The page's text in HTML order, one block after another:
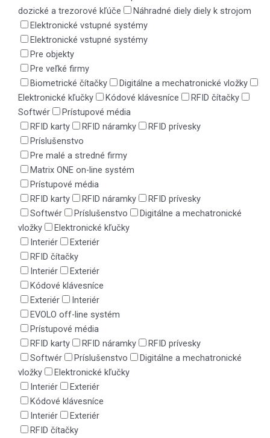
dozické a trezorové kľúče
Náhradné diely diely k strojom
Elektronické vstupné systémy
Elektronické vstupné systémy
Pre objekty
Pre veľké firmy
Biometrické čítačky
Digitálne a mechatronické vložky
Elektronické kľučky
Kódové klávesníce
RFID čítačky
Softwér
Prístupové média
RFID karty
RFID náramky
RFID prívesky
Príslušenstvo
Pre malé a stredné firmy
Matrix ONE on-line systém
Prístupové média
RFID karty
RFID náramky
RFID prívesky
Softwér
Príslušenstvo
Digitálne a mechatronické
vložky
Elektronické kľučky
Interiér
Exteriér
RFID čítačky
Interiér
Exteriér
Kódové klávesníce
Exteriér
Interiér
EVOLO off-line systém
Prístupové média
RFID karty
RFID náramky
RFID prívesky
Softwér
Príslušenstvo
Digitálne a mechatronické
vložky
Elektronické kľučky
Interiér
Exteriér
Kódové klávesníce
Interiér
Exteriér
RFID čítačky